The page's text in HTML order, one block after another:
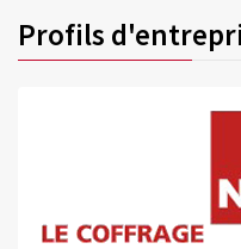
Profils